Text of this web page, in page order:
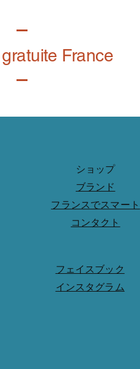
France
ショップ
ブランド
フランスでスマート
コンタクト
フェイスブック
インスタグラム